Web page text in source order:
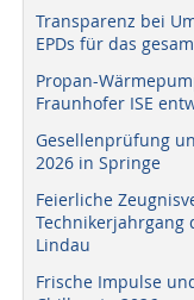
Transparenz bei
EPDs für das
Propan-
Fraunhofer ISE
Gesellenprüfung
2026 in Springe
Feierliche
Technikerjahrgang
Lindau
Frische Impulse